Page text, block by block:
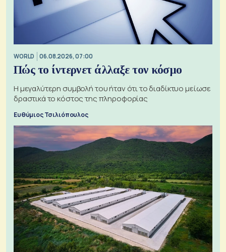
WORLD 06.08.2026, 07:00
Πώς το ίντερνετ άλλαξε τον κόσμο
Η μεγαλύτερη συμβολή του ήταν ότι το διαδίκτυο μείωσε
δραστικά το κόστος της πληροφορίας
Ευθύμιος Τσιλιόπουλος